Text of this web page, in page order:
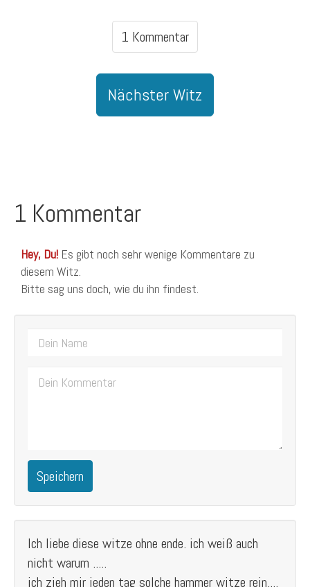
1 Kommentar
Nächster Witz
1 Kommentar
Hey, Du! Es gibt noch sehr wenige Kommentare zu
diesem Witz.
Bitte sag uns doch, wie du ihn findest.
Speichern
Ich liebe diese witze ohne ende. ich weiß auch
nicht warum .....
ich zieh mir jeden tag solche hammer witze rein....